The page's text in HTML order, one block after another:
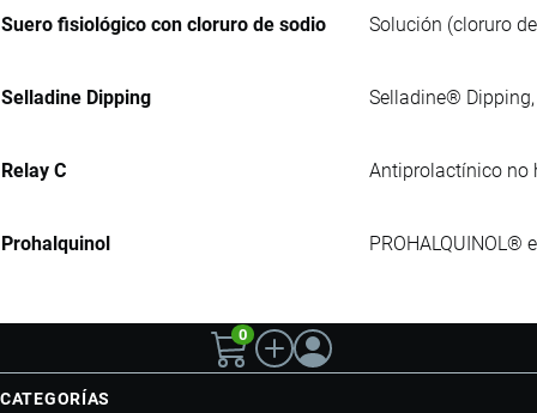
Suero fisiológico con cloruro de sodio Solución (cloruro
Selladine Dipping Selladine®
Relay C Antiprolactínico no
Prohalquinol
0
CATEGORÍAS